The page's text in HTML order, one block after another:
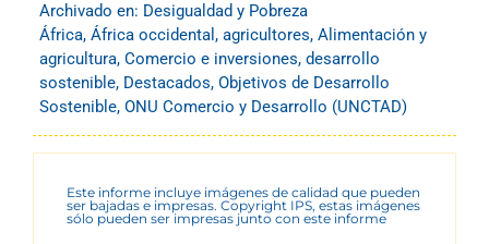
Archivado en: Desigualdad y Pobreza
África, África occidental , agricultores, Alimentación y
agricultura, Comercio e inversiones, desarrollo
sostenible, Destacados, Objetivos de Desarrollo
Sostenible, ONU Comercio y Desarrollo (UNCTAD)
Este informe incluye imágenes de calidad que pueden
ser bajadas e impresas. Copyright IPS, estas imágenes
sólo pueden ser impresas junto con este informe